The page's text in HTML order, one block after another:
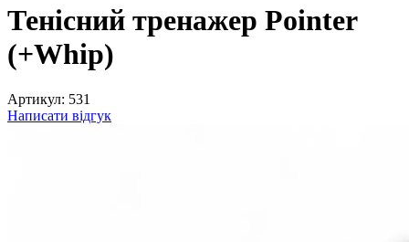
Тенісний тренажер Pointer
(+Whip)
Артикул: 531
Написати відгук